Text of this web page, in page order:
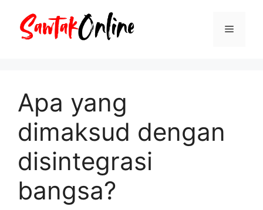
Menu
Apa yang
dimaksud dengan
disintegrasi
bangsa?